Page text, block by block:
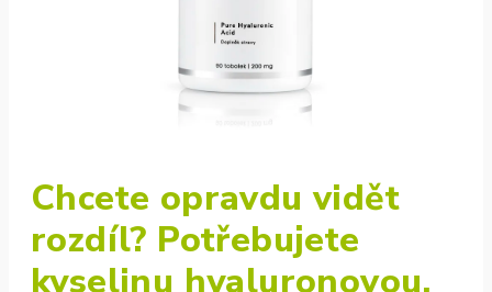
Chcete opravdu vidět
rozdíl? Potřebujete
kyselinu hyaluronovou,